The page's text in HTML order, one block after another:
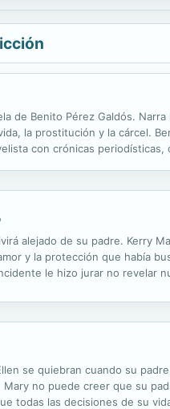
de Benito Pérez Galdós.
la prostitución y la cárcel.
con crónicas
alejado de su padre. Kerry
y la protección que había
le hizo jurar no revelar
se quiebran cuando su
no puede creer que su
todas las decisiones de su